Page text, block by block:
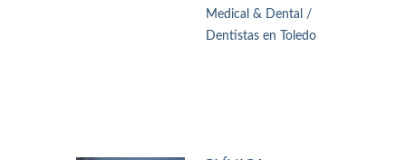
Medical & Dental /
Dentistas en Toledo